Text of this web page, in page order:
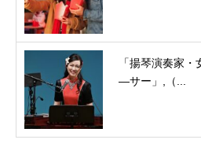
「揚琴演奏家
―サー」,（...